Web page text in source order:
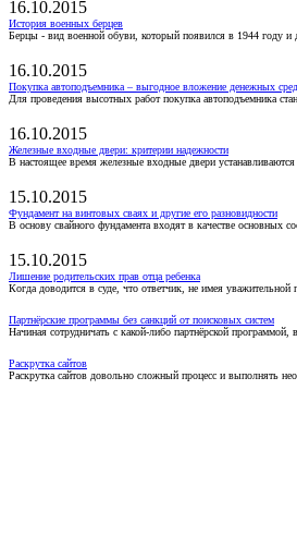
16.10.2015
История военных берцев
Берцы - вид военной обуви, который появился в 1944 году и
16.10.2015
Покупка автоподъемника – выгодное вложение денежных
Для проведения высотных работ покупка автоподъемника
16.10.2015
Железные входные двери: критерии надежности
В настоящее время железные входные двери
15.10.2015
Фундамент на винтовых сваях и другие его разновидности
В основу свайного фундамента входят в качестве основных
15.10.2015
Лишение родительских прав отца ребенка
Когда доводится в суде, что ответчик, не имея
Партнёрские программы без санкций от поисковых систем
Начиная сотрудничать с какой-либо партнёрской
Раскрутка сайтов
Раскрутка сайтов довольно сложный процесс и выполнять